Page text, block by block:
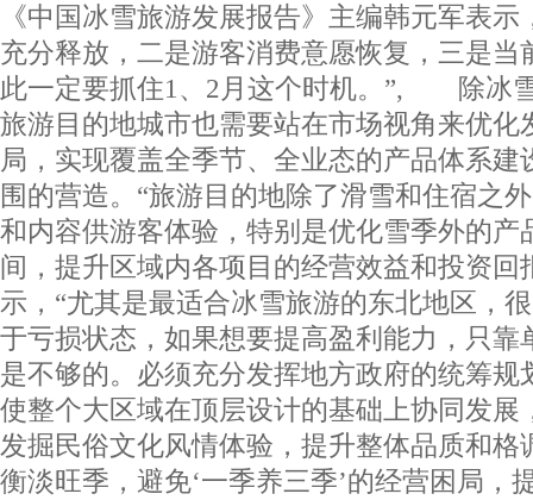
《中国冰雪旅游发展报告》主编韩元军表
充分释放，二是游客消费意愿恢复，三是当
此一定要抓住1、2月这个时机。”, 除冰
旅游目的地城市也需要站在市场视角来优化
局，实现覆盖全季节、全业态的产品体系建
围的营造。“旅游目的地除了滑雪和住宿之
和内容供游客体验，特别是优化雪季外的产
间，提升区域内各项目的经营效益和投资回
示，“尤其是最适合冰雪旅游的东北地区，
于亏损状态，如果想要提高盈利能力，只靠
是不够的。必须充分发挥地方政府的统筹规
使整个大区域在顶层设计的基础上协同发展
发掘民俗文化风情体验，提升整体品质和格
衡淡旺季，避免‘一季养三季’的经营困局，